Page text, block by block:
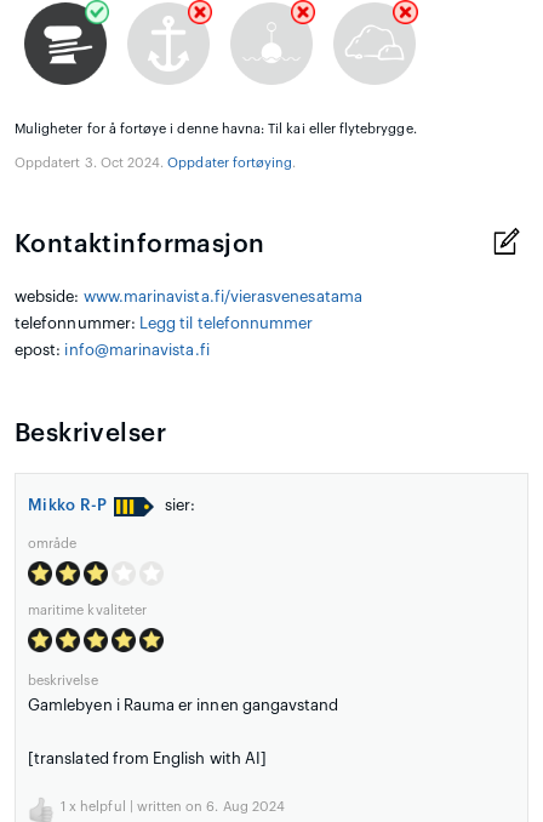
Muligheter for å fortøye i denne havna: Til kai eller flytebrygge.
Oppdatert 3. Oct 2024.Oppdater fortøying.
Kontaktinformasjon
webside: www.marinavista.fi/vierasvenesatama
telefonnummer:
Legg til telefonnummer
epost: info@marinavista.fi
Beskrivelser
Mikko R-P sier:
område
maritime kvaliteter
beskrivelse
Gamlebyen i Rauma er innen gangavstand
[translated from English with AI]
1 x helpful | written on 6. Aug 2024